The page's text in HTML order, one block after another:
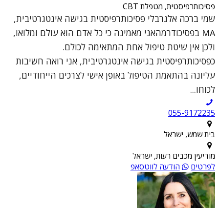
פסיכותרפיסטית, מטפלת CBT
שמי ברכה אלגרבלי פסיכותרפיסטית בגישה אינטגרטיבית,
MA בפסיכודרמהאני מאמינה כי כל אדם הוא עולם ומלואו,
ולכן אין שיטת טיפול אחת המתאימה לכולם.
כפסיכותרפיסטית בגישה אינטגרטיבית, אני רואה חשיבות
עליונה בהתאמת הטיפול באופן אישי לצרכים הייחודיים,
לכוחו...
055-9172235
בית שמש, ישראל
מודיעין מכבים רעות, ישראל
לפרטים
הודעה לווטסאפ